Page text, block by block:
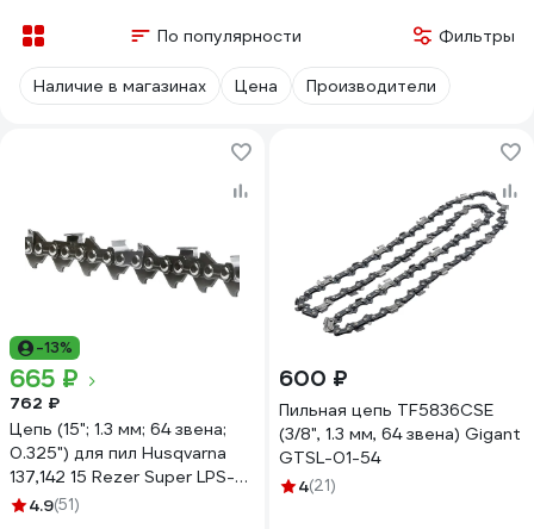
По популярности Фильтры
Наличие в магазинах Цена Производители
-13%
665 ₽
762 ₽
Цепь (15"; 1.3 мм; 64 звена;
0.325") для пил Husqvarna
137,142 15 Rezer Super LPS-8-
1,3-64
4.9(51)
600 ₽
Пильная цепь TF5836CSE
(3/8", 1.3 мм, 64 звена) Gigant
GTSL-01-54
4(21)